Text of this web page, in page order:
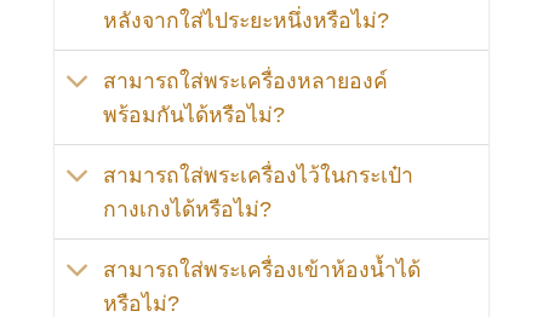
หลังจากใส่ไประยะหนึ่งหรือไม่?
สามารถใส่พระเครื่องหลายองค์
พร้อมกันได้หรือไม่?
สามารถใส่พระเครื่องไว้ในกระเป๋า
กางเกงได้หรือไม่?
สามารถใส่พระเครื่องเข้าห้องน้ำได้
หรือไม่?